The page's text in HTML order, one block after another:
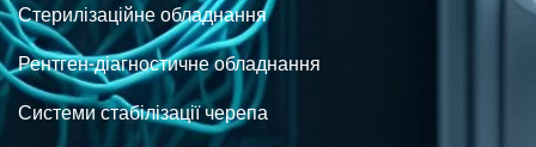
Стерилізаційне обладнання
Рентген-діагностичне обладнання
Системи стабілізації черепа